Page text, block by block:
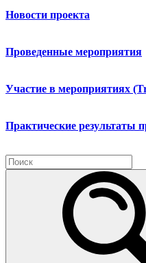
Новости проекта
Проведенные мероприятия
Участие в мероприятиях
Практические результаты